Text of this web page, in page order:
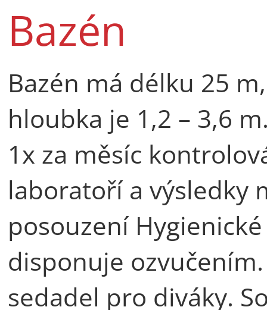
Bazén
Bazén má délku 25
hloubka je 1,2 – 3,6
1x za měsíc
laboratoří a výsledky
posouzení
disponuje
sedadel pro diváky.